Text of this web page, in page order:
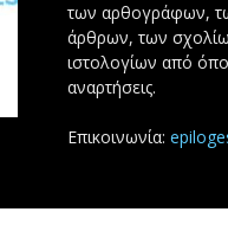
των αρθογράφων,
άρθρων, των
ιστολογίων από
αναρτήσεις.
Επικοινωνία: